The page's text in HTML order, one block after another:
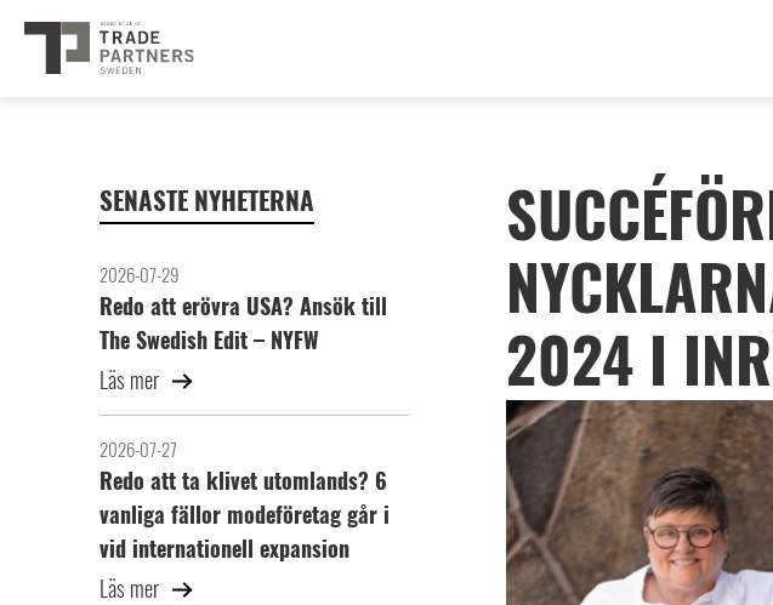
SENASTE NYHETERNA
2026-07-29
Redo att erövra USA? Ansök till
The Swedish Edit – NYFW
Läs mer
2026-07-27
Redo att ta klivet utomlands? 6
vanliga fällor modeföretag går i
vid internationell expansion
Läs mer
2024 I